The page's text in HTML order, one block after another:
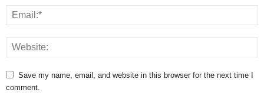
Save my name, email, and website in this browser for the next time I
comment.